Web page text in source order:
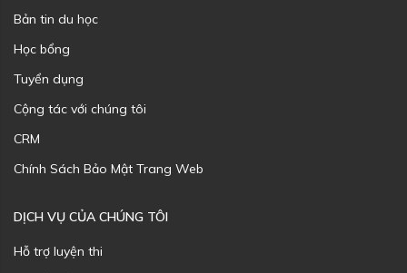
Bản tin du học
Học bổng
Tuyển dụng
Cộng tác với chúng tôi
CRM
Chính Sách Bảo Mật Trang Web
DỊCH VỤ CỦA CHÚNG TÔI
Hỗ trợ luyện thi